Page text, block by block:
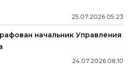
25.07.2026 05:23
начальник Управления
24.07.2026 08:10